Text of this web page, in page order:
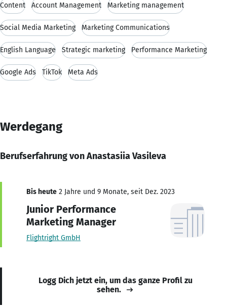
Content Account Management Marketing management
Social Media Marketing Marketing Communications
English Language Strategic marketing Performance Marketing
Google Ads TikTok Meta Ads
Werdegang
Berufserfahrung von Anastasiia Vasileva
Bis heute 2 Jahre und 9 Monate, seit Dez. 2023
Junior Performance
Marketing Manager
Flightright GmbH
Logg Dich jetzt ein, um das ganze Profil zu
sehen.